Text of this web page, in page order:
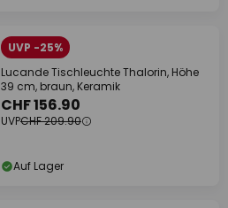
UVP -25%
Lucande Tischleuchte Thalorin, Höhe
39 cm, braun, Keramik
CHF 156.90
UVPCHF 209.90
Auf Lager